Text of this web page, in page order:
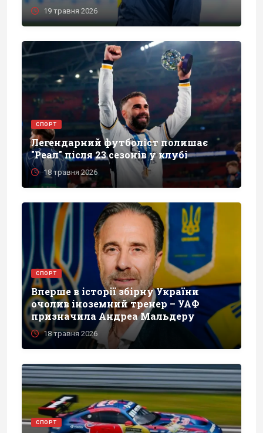
19 травня 2026
СПОРТ
Легендарний футболіст полишає
"Реал" після 23 сезонів у клубі
18 травня 2026
СПОРТ
Вперше в історії збірну України
очолив іноземний тренер – УАФ
призначила Андреа Мальдеру
18 травня 2026
СПОРТ